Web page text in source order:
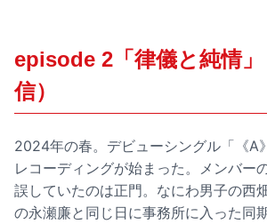
episode 2「律儀と純情
信）
2024年の春。デビューシングル「《A
レコーディングが始まった。メンバー
誤していたのは正門。なにわ男子の西
の永瀬廉と同じ日に事務所に入った同